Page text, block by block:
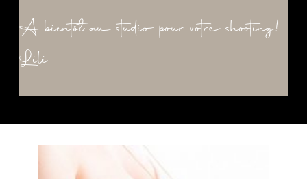
A bientôt au studio pour votre shooting!
Lili